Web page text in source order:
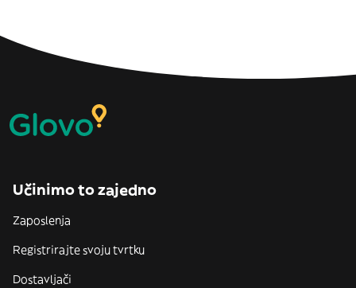
Učinimo to zajedno
Zaposlenja
Registrirajte svoju tvrtku
Dostavljači